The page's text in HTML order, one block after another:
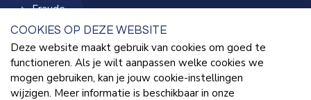
Fraude
Radicalisering & Terrorisme
Kennisbank
COOKIES OP DEZE WEBSITE
Deze website maakt gebruik van cookies om goed te
functioneren. Als je wilt aanpassen welke cookies we
mogen gebruiken, kan je jouw cookie-instellingen
wijzigen. Meer informatie is beschikbaar in onze